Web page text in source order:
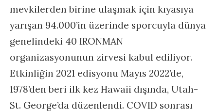
mevkilerden birine ulaşmak için kıyasıya
yarışan 94.000’in üzerinde sporcuyla dünya
genelindeki 40 IRONMAN
organizasyonunun zirvesi kabul ediliyor.
Etkinliğin 2021 edisyonu Mayıs 2022’de,
1978’den beri ilk kez Hawaii dışında, Utah-
St. George’da düzenlendi. COVID sonrası